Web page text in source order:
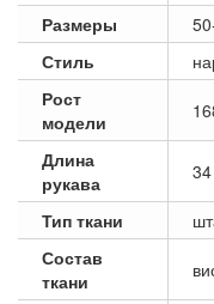
Размеры
Стиль
Рост
модели
Длина
рукава
Тип ткани
Состав
ткани